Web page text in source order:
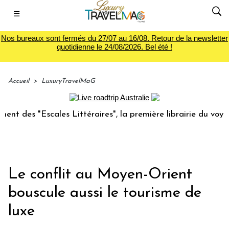
☰
Nos bureaux sont fermés du 27/07 au 16/08. Retour de la newsletter
quotidienne le 24/08/2026. Bel été !
Accueil > LuxuryTravelMaG
Littéraires", la première librairie du voyage Le
Le conflit au Moyen-Orient
bouscule aussi le tourisme de
luxe